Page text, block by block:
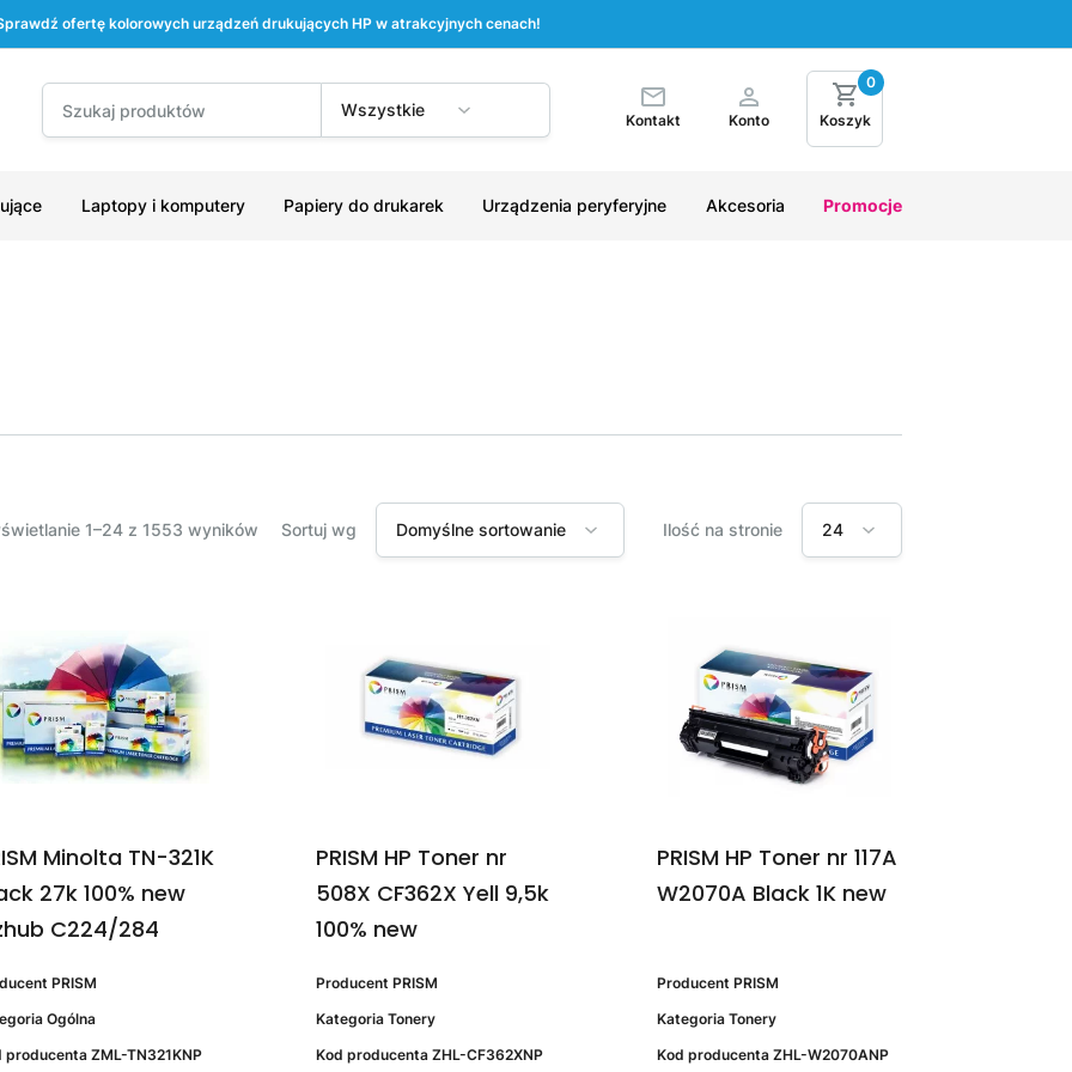
ofertę kolorowych urządzeń drukujących HP w atrakcyjnych cenach!
Wszystkie
Kontakt Konto Koszyk
0
Laptopy i komputery Papiery do drukarek Urządzenia peryferyjne Akcesoria Promocje
1–24 z 1553 wyników Sortuj wg Domyślne sortowanie Ilość na stronie 24
Minolta TN-321K
27k 100% new
C224/284
PRISM
Ogólna
producentaZML-TN321KNP
PRISM HP Toner nr
508X CF362X Yell 9,5k
100% new
Producent PRISM
Kategoria Tonery
Kod producenta ZHL-CF362XNP
PRISM HP Toner nr 117A
W2070A Black 1K new
Producent PRISM
Kategoria Tonery
Kod producenta ZHL-W2070ANP